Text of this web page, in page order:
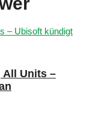
All Units –